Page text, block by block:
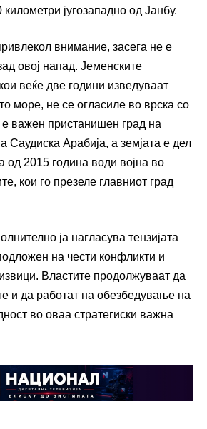
југозападно од Јанбу.
внимание, засега не е
овој напад. Јеменските
веќе две години изведуваат
море, не се огласиле во врска со
е важен пристанишен град на
Саудиска Арабија, а земјата е дел
од 2015 година води војна во
кои го презеле главниот град
ја нагласува тензијата
на чести конфликти и
Властите продолжуваат да
и да работат на обезбедување на
во оваа стратегиски важна